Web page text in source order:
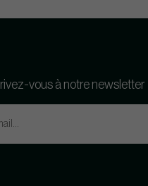
vous à notre newsletter